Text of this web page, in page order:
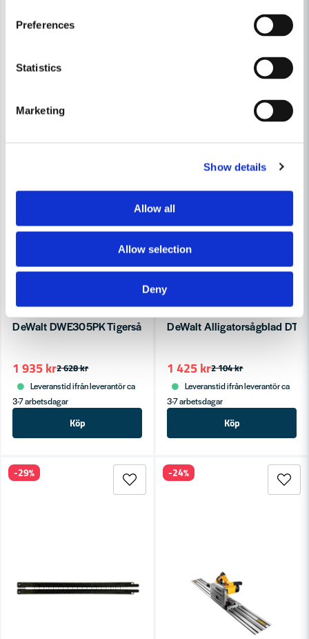
Preferences
Statistics
Marketing
Show details
Allow all
Allow selection
Deny
DeWalt DWE305PK Tigersåg (4 IN 1)
2 628 kr
1 935 kr
Leveranstid ifrån leverantör ca
3-7 arbetsdagar
Köp
DeWalt Alligatorsågblad
2 104 kr
1 425 kr
Leveranstid ifrån leverantör ca
3-7 arbetsdagar
Köp
-29% -24%